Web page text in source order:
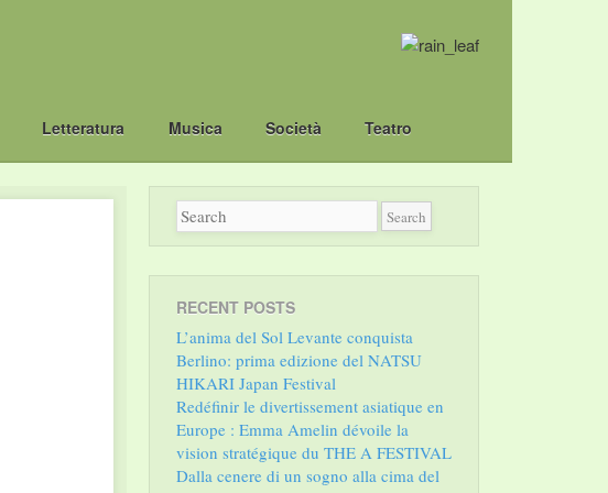
Letteratura Musica Società Teatro
RECENT POSTS
L’anima del Sol Levante conquista
Berlino: prima edizione del NATSU
HIKARI Japan Festival
Redéfinir le divertissement asiatique en
Europe : Emma Amelin dévoile la
vision stratégique du THE A FESTIVAL
Dalla cenere di un sogno alla cima del